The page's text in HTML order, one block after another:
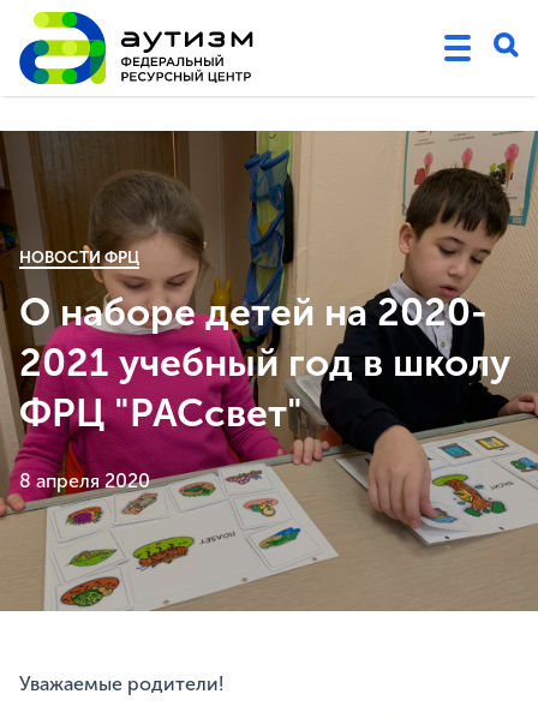
НОВОСТИ ФРЦ
О наборе детей на 2020-
2021 учебный год в школу
ФРЦ "РАСсвет"
8 апреля 2020
Уважаемые родители!